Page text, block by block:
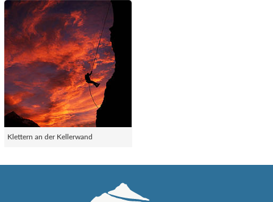
Klettern an der Kellerwand